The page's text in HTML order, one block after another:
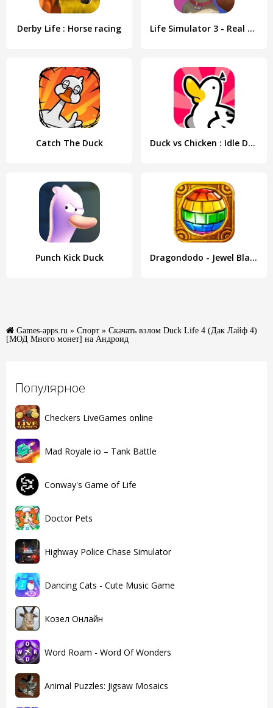
Популярное
Checkers LiveGames online
Mad Royale io – Tank Battle
Conway's Game of Life
Doctor Pets
Highway Police Chase Simulator
Dancing Cats - Cute Music Game
Козел Онлайн
Word Roam - Word Of Wonders
Animal Puzzles: Jigsaw Mosaics
Derby Life : Horse racing Life Simulator 3 - Real Life
Catch The Duck Duck vs Chicken : Idle Defense
Punch Kick Duck Dragondodo - Jewel Blast
Games-apps.ru » Спорт » Скачать взлом Duck Life 4 (Дак Лайф 4)
[МОД Много монет] на Андроид